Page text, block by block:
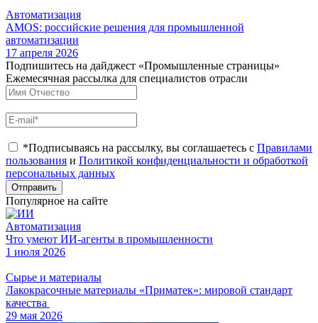
Автоматизация
AMOS: российские решения для промышленной
автоматизации
17 апреля 2026
Подпишитесь на дайджест «Промышленные страницы»
Ежемесячная рассылка для специалистов отрасли
*Подписываясь на рассылку, вы соглашаетесь с Правилами
пользования и Политикой конфиденциальности и обработкой
персональных данных
Отправить
Популярное на сайте
Автоматизация
Что умеют ИИ-агенты в промышленности
1 июля 2026
Сырье и материалы
Лакокрасочные материалы «Приматек»: мировой стандарт
качества
29 мая 2026